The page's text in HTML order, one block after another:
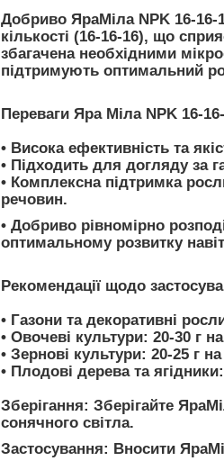
Добриво ЯраМіла NPK 16-16-
кількості (16-16-16), що
збагачена необхідними
підтримують оптимальний
Переваги Яра Міла NPK 16-
• Висока ефективність та
• Підходить для догляду за
• Комплексна підтримка
речовин.
• Добриво рівномірно
оптимальному розвитку
Рекомендації щодо
• Газони та декоративні
• Овочеві культури: 20-30 г
• Зернові культури: 20-25 г
• Плодові дерева та ягідники:
Зберігання: Зберігайте
сонячного світла.
Застосування: Вносити